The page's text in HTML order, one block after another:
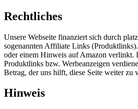
Rechtliches
Unsere Webseite finanziert sich durch
sogenannten Affiliate Links
oder einem Hinweis auf Amazon verlinkt.
Produktlinks bzw. Werbeanzeigen
Betrag, der uns hilft, diese Seite weiter zu
Hinweis